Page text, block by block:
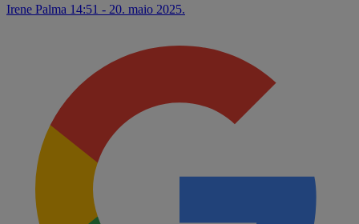
Irene Palma 14:51 - 20. maio 2025.